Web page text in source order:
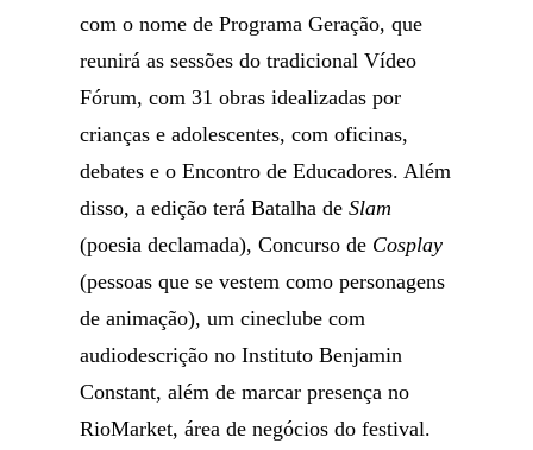
com o nome de Programa Geração, que
reunirá as sessões do tradicional Vídeo
Fórum, com 31 obras idealizadas por
crianças e adolescentes, com oficinas,
debates e o Encontro de Educadores. Além
disso, a edição terá Batalha deSlam
(poesia declamada), Concurso de Cosplay
(pessoas que se vestem como personagens
de animação), um cineclube com
audiodescrição no Instituto Benjamin
Constant, além de marcar presença no
RioMarket, área de negócios do festival.